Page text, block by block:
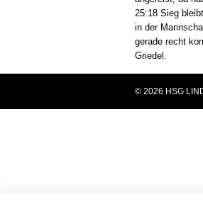
25:18 Sieg
in der
gerade recht
Griedel.
© 2026 HSG